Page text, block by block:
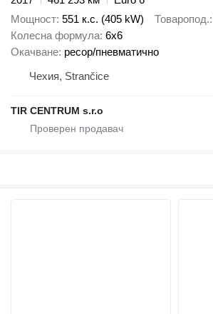
Мощност 551 к.с. (405 kW) Товаропод.
Колесна формула 6x6
Окачване ресор/пневматично
Чехия, Strančice
TIR CENTRUM s.r.o